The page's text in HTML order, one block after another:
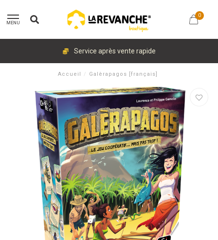
MENU
0
Service après vente rapide
Accueil / Galèrapagos [français]